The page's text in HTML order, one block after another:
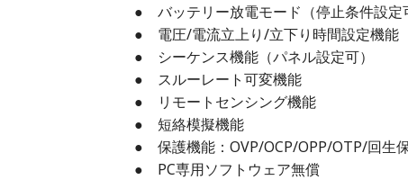
● バッテリー放電モード（停止条件設定
● 電圧/電流立上り/立下り時間設定機能
● シーケンス機能（パネル設定可）
● スルーレート可変機能
● リモートセンシング機能
● 短絡模擬機能
● 保護機能：OVP/OCP/OPP/OTP/回生
● PC専用ソフトウェア無償